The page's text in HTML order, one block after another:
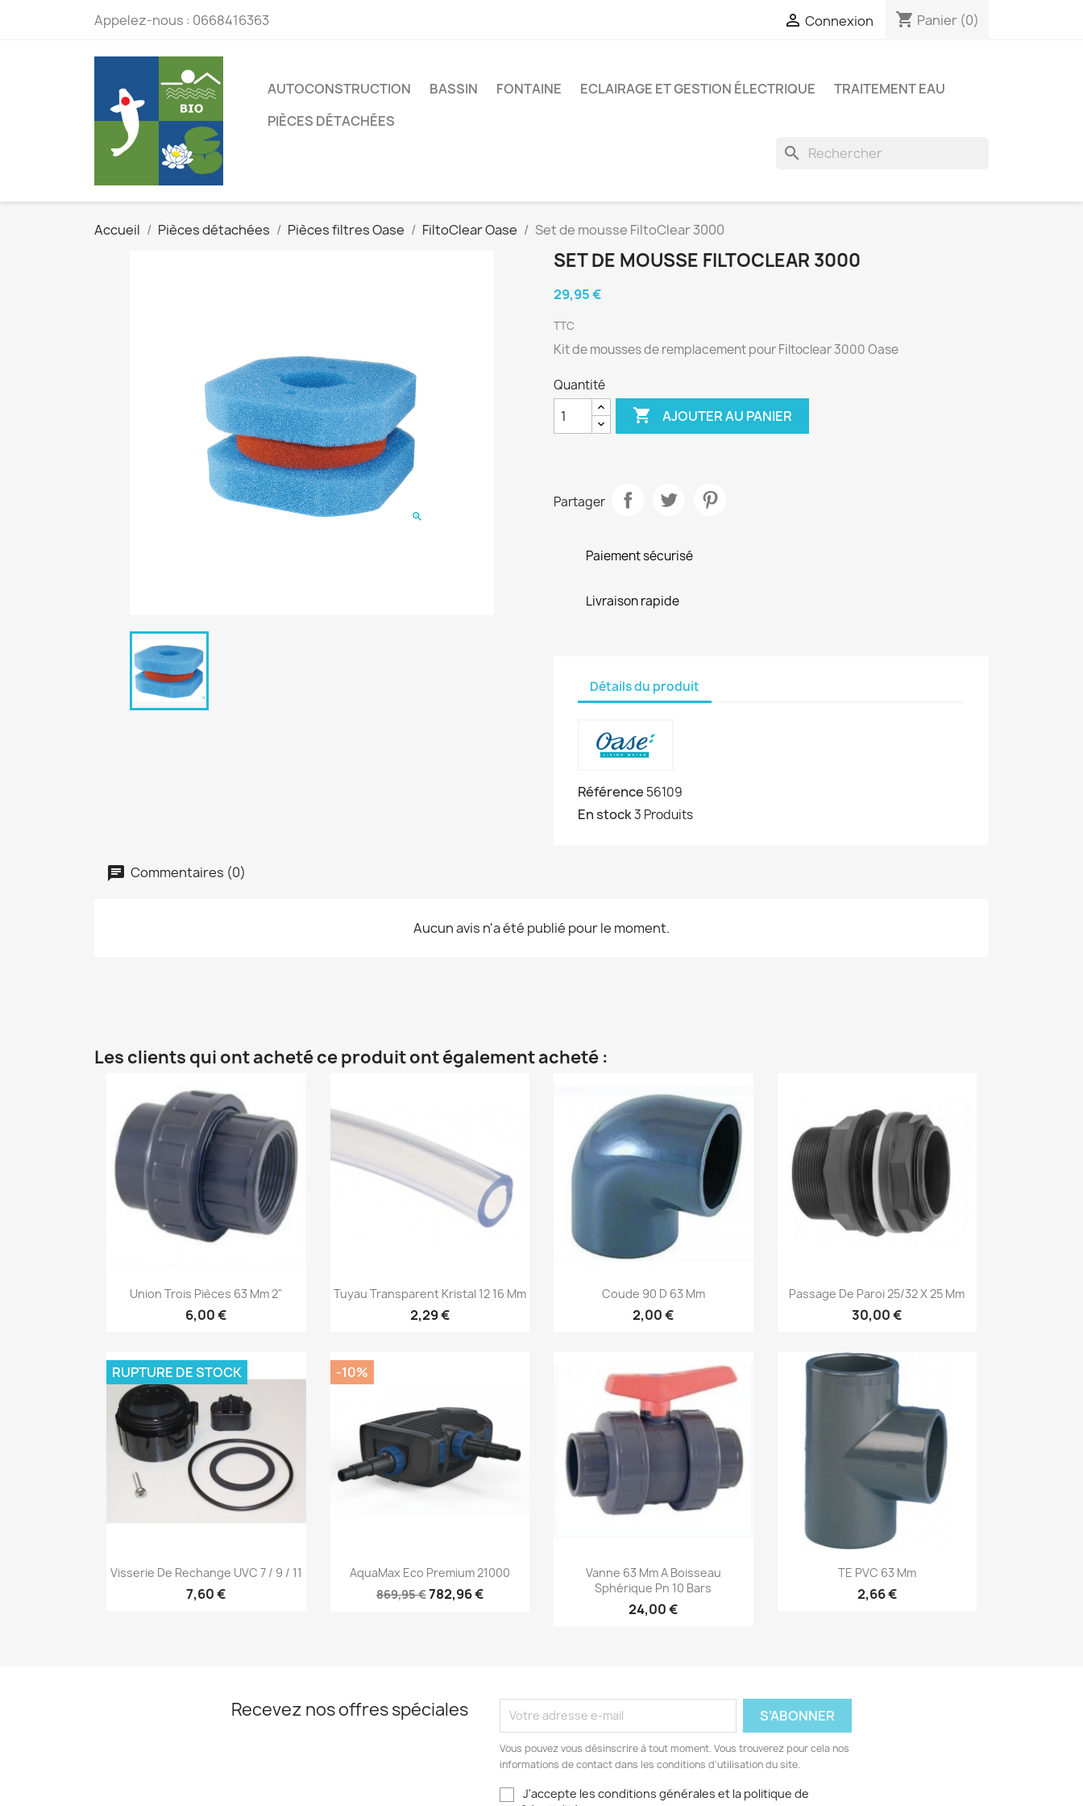
Appelez-nous : 0668416363  Connexion shopping_cart Panier (0)
AUTOCONSTRUCTION BASSIN FONTAINE ECLAIRAGE ET GESTION ÉLECTRIQUE
TRAITEMENT EAU
PIÈCES DÉTACHÉES
search
Accueil Pièces détachées Pièces filtres Oase FiltoClear Oase Set de mousse FiltoClear 3000
SET DE MOUSSE FILTOCLEAR 3000
29,95 €
TTC
Kit de mousses de remplacement pour Filtoclear 3000 Oase
Quantité
 AJOUTER AU PANIER
Partager
Paiement sécurisé
Livraison rapide
Détails du produit
Référence 56109
En stock3 Produits
Commentaires (0)
Aucun avis n'a été publié pour le moment.
Les clients qui ont acheté ce produit ont également acheté :
Aperçu rapide
Union Trois Pièces 63 Mm 2"
6,00 €
Aperçu rapide
Tuyau Transparent Kristal 12 16 Mm
2,29 €
Aperçu rapide
Coude 90 D 63 Mm
2,00 €
Aperçu rapide
Passage De Paroi 25/32 X 25 Mm
30,00 €
Aperçu rapide
Visserie De Rechange UVC 7 / 9 / 11
7,60 €
RUPTURE DE STOCK
Aperçu rapide
AquaMax Eco Premium 21000
869,95 €782,96 €
-10%
Aperçu rapide
Vanne 63 Mm A Boisseau
Sphérique Pn 10 Bars
24,00 €
Aperçu rapide
TE PVC 63 Mm
2,66 €
Recevez nos offres spéciales
Vous pouvez vous désinscrire à tout moment. Vous trouverez pour cela nos
informations de contact dans les conditions d'utilisation du site.
J'accepte les conditions générales et la politique de